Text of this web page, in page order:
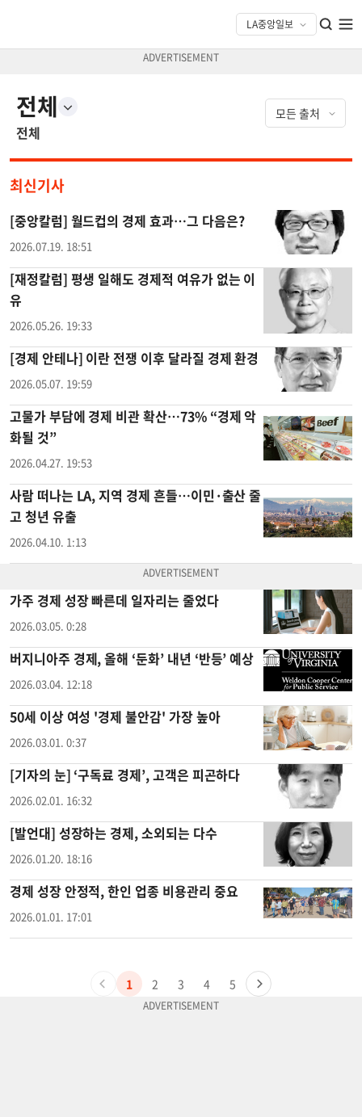
전체
전체
최신기사
[중앙칼럼] 월드컵의 경제 효과…그 다음은?
2026.07.19. 18:51
[재정칼럼] 평생 일해도 경제적 여유가 없는 이
유
2026.05.26. 19:33
[경제 안테나] 이란 전쟁 이후 달라질 경제 환경
2026.05.07. 19:59
고물가 부담에 경제 비관 확산…73% “경제 악
화될 것”
2026.04.27. 19:53
사람 떠나는 LA, 지역 경제 흔들…이민·출산 줄
고 청년 유출
2026.04.10. 1:13
가주 경제 성장 빠른데 일자리는 줄었다
2026.03.05. 0:28
버지니아주 경제, 올해 ‘둔화’ 내년 ‘반등’ 예상
2026.03.04. 12:18
50세 이상 여성 '경제 불안감' 가장 높아
2026.03.01. 0:37
[기자의 눈] ‘구독료 경제’, 고객은 피곤하다
2026.02.01. 16:32
[발언대] 성장하는 경제, 소외되는 다수
2026.01.20. 18:16
경제 성장 안정적, 한인 업종 비용관리 중요
2026.01.01. 17:01
1 2 3 4 5